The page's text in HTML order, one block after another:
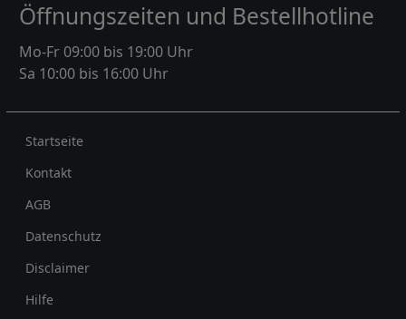
Öffnungszeiten und Bestellhotline
Mo-Fr 09:00 bis 19:00 Uhr
Sa 10:00 bis 16:00 Uhr
Rechtliches
Startseite
Kontakt
AGB
Datenschutz
Disclaimer
Hilfe